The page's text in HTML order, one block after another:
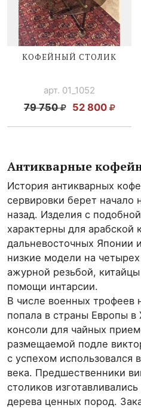
КОФЕЙНЫЙ СТОЛИК
арт. 01_1052
79 750 52 800
Антикварные
История антикварных
сервировки берет начало
назад. Изделия с
характерны для арабской
дальневосточных Японии
низкие модели на
ажурной резьбой,
помощи интарсии.
В числе военных трофеев
попала в страны Европы
консоли для чайных
размещаемой подле
с успехом использовался
века. Предшественники
столиков
дерева ценных пород.